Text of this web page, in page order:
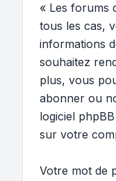
« Les forums
tous les cas,
informations
souhaitez
plus, vous
abonner ou
logiciel
sur votre
Votre mot de